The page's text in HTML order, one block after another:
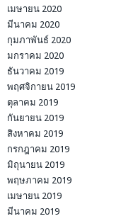
เมษายน 2020
มีนาคม 2020
กุมภาพันธ์ 2020
มกราคม 2020
ธันวาคม 2019
พฤศจิกายน 2019
ตุลาคม 2019
กันยายน 2019
สิงหาคม 2019
กรกฎาคม 2019
มิถุนายน 2019
พฤษภาคม 2019
เมษายน 2019
มีนาคม 2019